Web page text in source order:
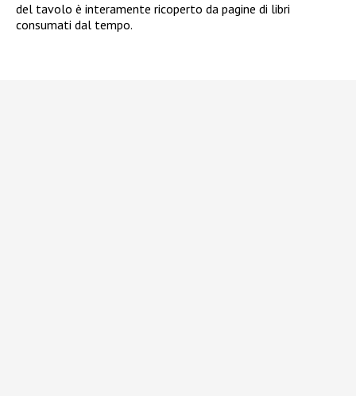
del tavolo è interamente ricoperto da pagine di libri
consumati dal tempo.